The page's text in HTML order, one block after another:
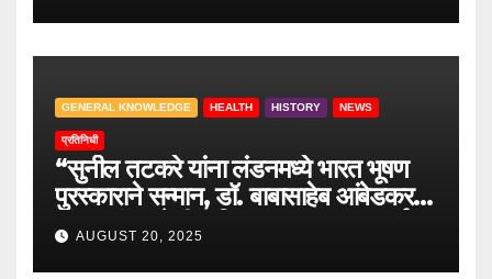
GENERAL KNOWLEDGE HEALTH HISTORY NEWS
प्रतिनिधी
“सुनील तटकरे यांना लंडनमध्ये भारत भूषण
पुरस्काराने सन्मान, डॉ. बाबासाहेब आंबेडकर
यांच्या लंडन येथील निवासस्थानाला भावपूर्ण
भेट”AUGUST 20, 2025